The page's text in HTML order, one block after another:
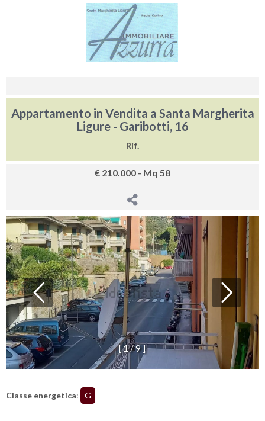
Appartamento in Vendita a Santa Margherita
Ligure - Garibotti, 16
Rif.
€ 210.000 - Mq 58
[1/9 ]
Classe energetica: G